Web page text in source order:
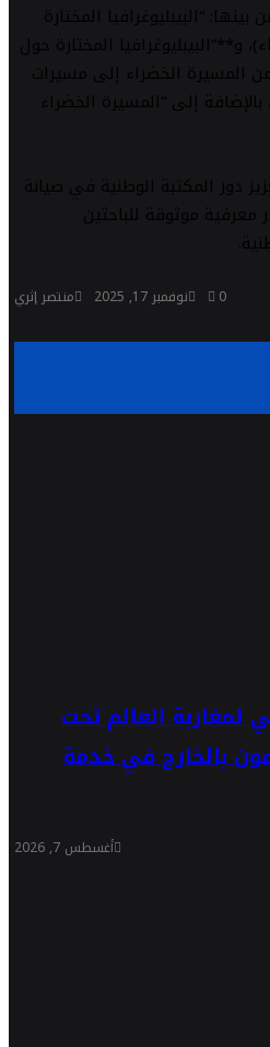
“البيبليوغرافيا المختارة
المغربية” (3 أجزاء)، و**”البيبليوغرافيا المختارة حول
المسيرة الخضراء إلى مسيرات
إلى “المسيرة الخضراء
دور المكتبة الوطنية في صيانة
معرفية موثوقة للباحثين
منتصر إثري نوفمبر 17, 2025 0
لمغاربة العالم تحت
بالخارج في خدمة
أغسطس 7, 2026